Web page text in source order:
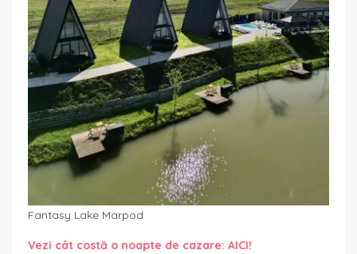
Fantasy Lake Marpod
Vezi cât costă o noapte de cazare: AICI!